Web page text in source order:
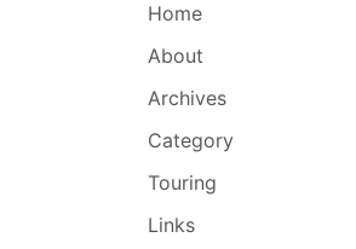
Home
About
Archives
Category
Touring
Links